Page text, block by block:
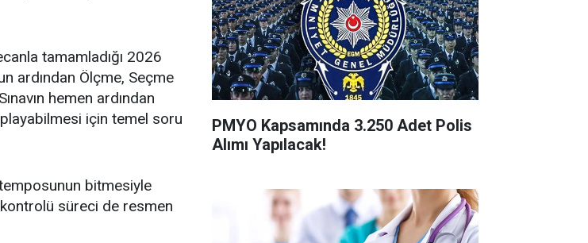
tamamladığı 2026
ardından Ölçme, Seçme
hemen ardından
için temel soru
bitmesiyle
süreci de resmen
PMYO Kapsamında 3.250 Adet Polis
Alımı Yapılacak!